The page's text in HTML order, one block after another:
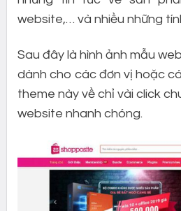
website,… và nhiều những
Sau đây là hình ảnh mẫu
dành cho các đơn vị hoặc
theme này về chỉ vài click
website nhanh chóng.